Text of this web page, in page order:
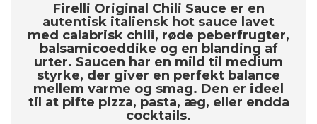
Firelli Original Chili Sauce er en
autentisk italiensk hot sauce lavet
med calabrisk chili, røde peberfrugter,
balsamicoeddike og en blanding af
urter. Saucen har en mild til medium
styrke, der giver en perfekt balance
mellem varme og smag. Den er ideel
til at pifte pizza, pasta, æg, eller endda
cocktails.